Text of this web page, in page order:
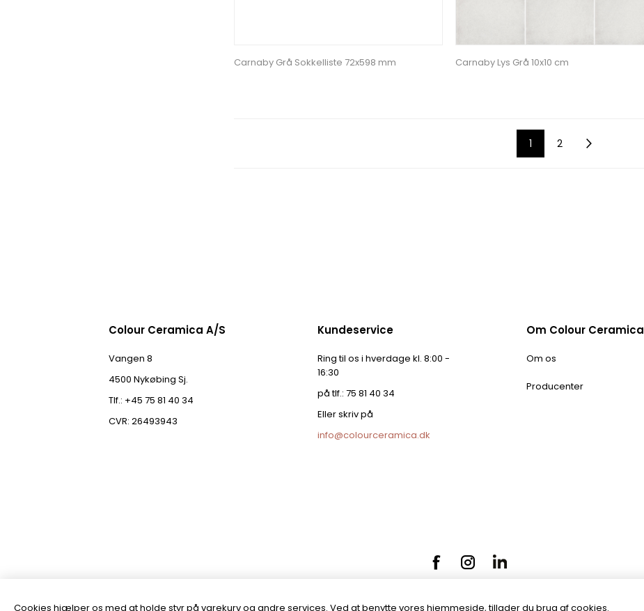
Carnaby Grå Sokkelliste 72x598 mm Carnaby Lys Grå 10x10 cm
1 2
Colour Ceramica A/S
Vangen 8
4500 Nykøbing Sj.
Tlf.: +45 75 81 40 34
CVR: 26493943
Kundeservice
Ring til os i hverdage kl. 8:00 -
16:30
på tlf.: 75 81 40 34
Eller skriv på
info@colourceramica.dk
Om Colour Ceramica
Om os
Producenter
Cookies hjælper os med at holde styr på varekurv og andre services. Ved at benytte vores hjemmeside, tillader du brug af cookies.